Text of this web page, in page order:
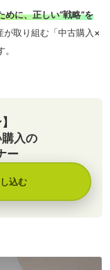
に、正しい”戦略”を
取り組む「中古購入×
入の
ー
込む